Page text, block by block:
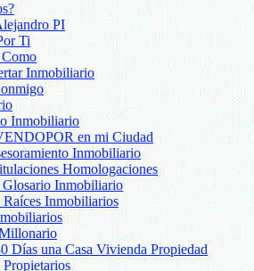
PI
Ti
Inmobiliario
Inmobiliario
en mi Ciudad
Inmobiliario
Homologaciones
Inmobiliario
Inmobiliarios
Días una Casa Vivienda Propiedad
Propietarios